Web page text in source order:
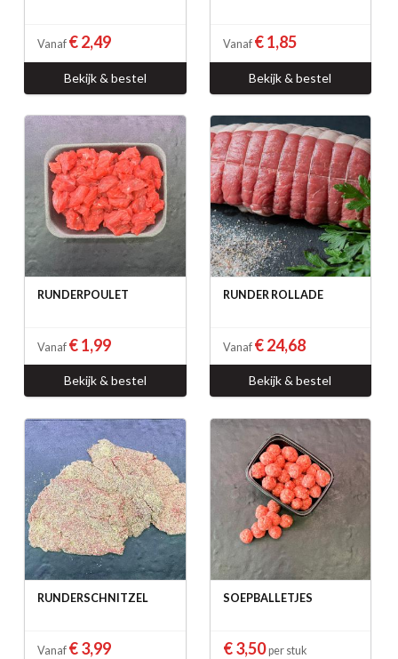
Vanaf € 2,49
Bekijk & bestel
Vanaf € 1,85
Bekijk & bestel
RUNDERPOULET
Vanaf € 1,99
Bekijk & bestel
RUNDER ROLLADE
Vanaf € 24,68
Bekijk & bestel
RUNDERSCHNITZEL
Vanaf € 3,99
SOEPBALLETJES
€ 3,50per stuk